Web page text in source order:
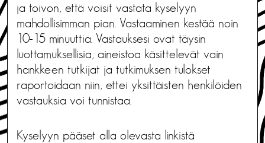
ja toivon, että voisit vastata kyselyyn
mahdollisimman pian. Vastaaminen kestää noin
10-15 minuuttia. Vastauksesi ovat täysin
luottamuksellisia, aineistoa käsittelevät vain
hankkeen tutkijat ja tutkimuksen tulokset
raportoidaan niin, ettei yksittäisten henkilöiden
vastauksia voi tunnistaa.
Kyselyyn pääset alla olevasta linkistä